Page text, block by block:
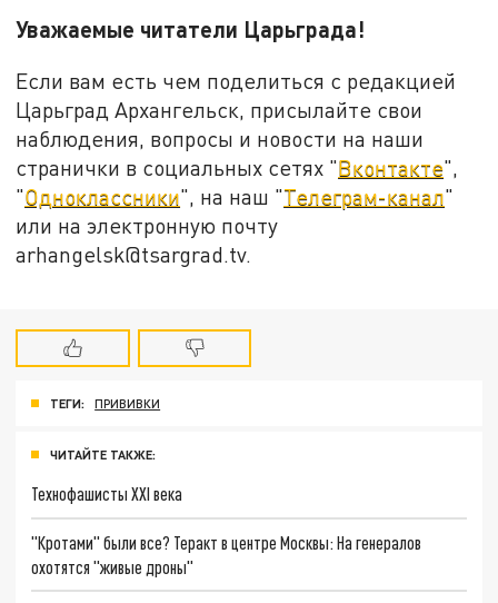
Уважаемые читатели Царьграда!
Если вам есть чем поделиться с редакцией
Царьград Архангельск, присылайте свои
наблюдения, вопросы и новости на наши
странички в социальных сетях "Вконтакте",
"Одноклассники", на наш "Телеграм-канал"
или на электронную почту
arhangelsk@tsargrad.tv.
ТЕГИ: ПРИВИВКИ
ЧИТАЙТЕ ТАКЖЕ:
Технофашисты XXI века
"Кротами" были все? Теракт в центре Москвы: На генералов
охотятся "живые дроны"